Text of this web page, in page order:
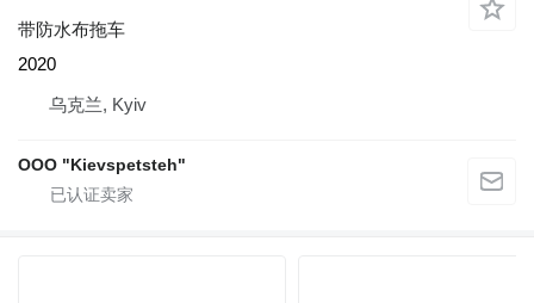
带防水布拖车
2020
乌克兰, Kyiv
OOO "Kievspetsteh"